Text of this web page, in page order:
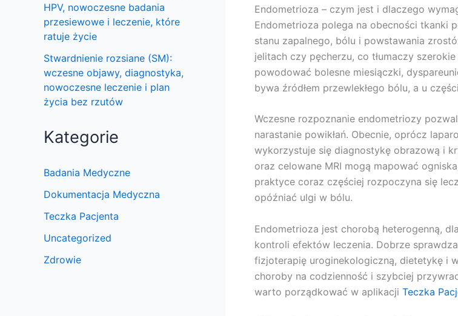
HPV, nowoczesne badania
przesiewowe i leczenie, które
ratuje życie
Stwardnienie rozsiane (SM):
wczesne objawy, diagnostyka,
nowoczesne leczenie i plan
życia bez rzutów
Kategorie
Badania Medyczne
Dokumentacja Medyczna
Teczka Pacjenta
Uncategorized
Zdrowie
Endometrioza – czym jest i dlaczego
Endometrioza polega na obecności tkanki
stanu zapalnego, bólu i powstawania
jelitach czy pęcherzu, co tłumaczy
powodować bolesne miesiączki,
bywa źródłem przewlekłego bólu, a u
Wczesne rozpoznanie endometriozy
narastanie powikłań. Obecnie, oprócz
wykorzystuje się diagnostykę obrazową i
oraz celowane MRI mogą mapować
praktyce coraz częściej rozpoczyna się
opóźniać ulgi w bólu.
Endometrioza jest chorobą heterogenną,
kontroli efektów leczenia. Dobrze
fizjoterapię uroginekologiczną, dietetykę i
choroby na codzienność i szybciej
warto porządkować w aplikacji Teczka